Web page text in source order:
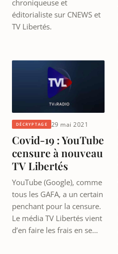
chroniqueuse et
éditorialiste sur CNEWS et
TV Libertés.
DÉCRYPTAGE 29 mai 2021
Covid-19 : YouTube
censure à nouveau
TV Libertés
YouTube (Google), comme
tous les GAFA, a un certain
penchant pour la censure.
Le média TV Libertés vient
d’en faire les frais en se…